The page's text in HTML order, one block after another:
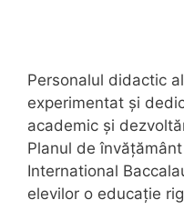
Personalul didactic
experimentat și
academic și
Planul de
International
elevilor o educație